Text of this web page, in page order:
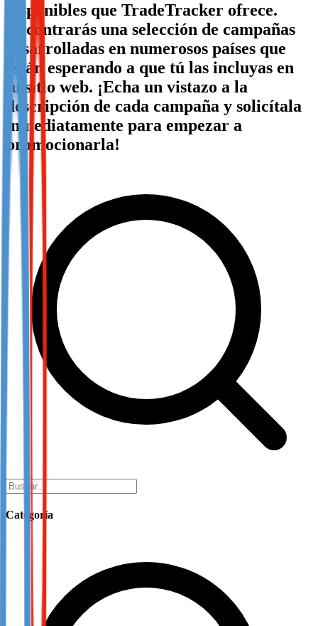
Not already our Publisher?
Sign up here
disponibles que TradeTracker ofrece.
Encontrarás una selección de campañas
desarrolladas en numerosos países que
están esperando a que tú las incluyas en
tu sitio web. ¡Echa un vistazo a la
descripción de cada campaña y solicítala
inmediatamente para empezar a
promocionarla!
Categoría